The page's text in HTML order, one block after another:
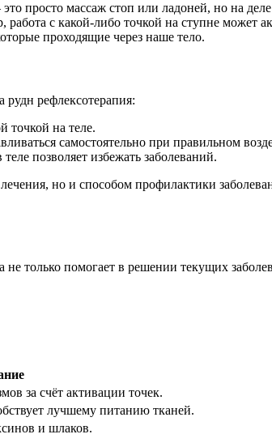
просто массаж стоп или ладоней, но на
с какой-либо точкой на ступне может
проходящие через наше тело.
рефлексотерапия:
точкой на теле.
самостоятельно при правильном
позволяет избежать заболеваний.
но и способом профилактики
не только помогает в решении текущих
за счёт активации точек.
лучшему питанию тканей.
и шлаков.